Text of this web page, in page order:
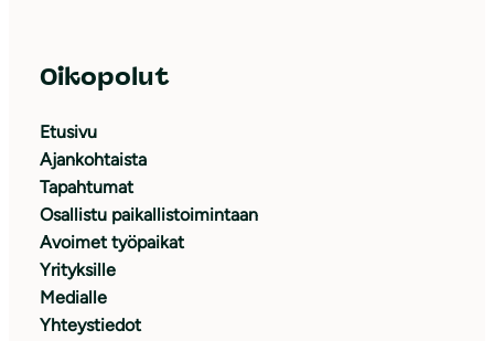
Oikopolut
Etusivu
Ajankohtaista
Tapahtumat
Osallistu paikallistoimintaan
Avoimet työpaikat
Yrityksille
Medialle
Yhteystiedot